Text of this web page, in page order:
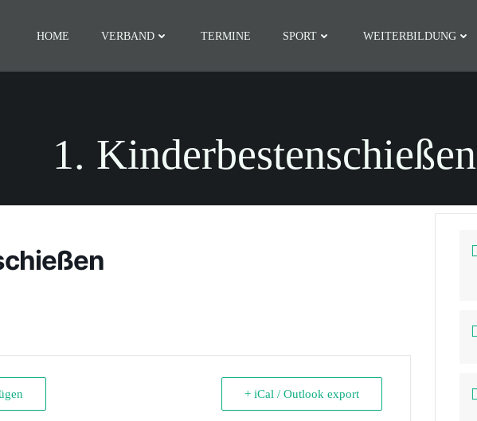
HOME VERBAND TERMINE SPORT WEITERBILDUNG
1. Kinderbestenschießen
+ iCal / Outlook export